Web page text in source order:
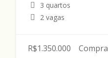
3 quartos
2 vagas
R$1.350.000 Compra